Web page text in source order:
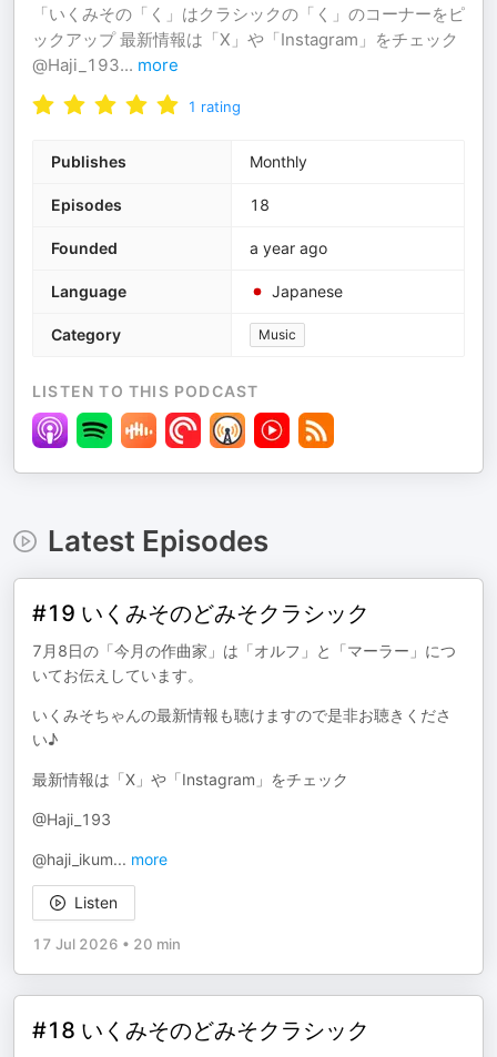
「いくみその「く」はクラシックの「く」のコーナーをピ
ックアップ 最新情報は「X」や「Instagram」をチェック
@Haji_193... more
1 rating
Publishes Monthly
Episodes 18
Founded a year ago
Language Japanese
Category Music
LISTEN TO THIS PODCAST
Latest Episodes
#19 いくみそのどみそクラシック
7月8日の「今月の作曲家」は「オルフ」と「マーラー」につ
いてお伝えしています。
いくみそちゃんの最新情報も聴けますので是非お聴きくださ
い♪
最新情報は「X」や「Instagram」をチェック
@Haji_193
@haji_ikum... more
Listen
17 Jul 2026 • 20 min
#18 いくみそのどみそクラシック